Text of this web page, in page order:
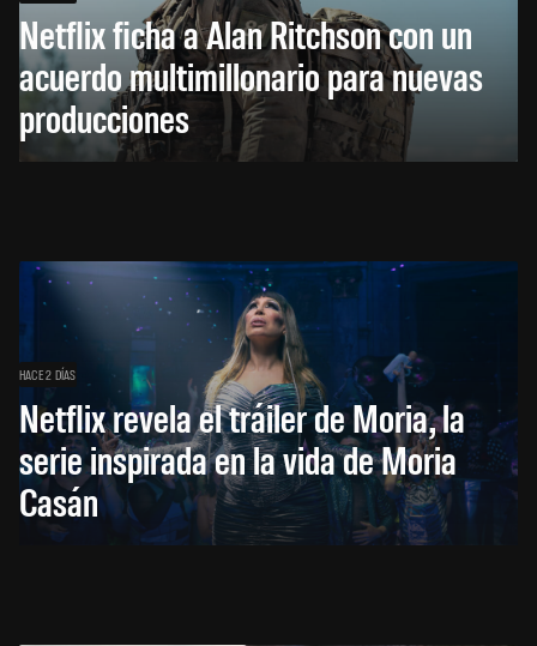
Netflix ficha a Alan Ritchson con un
acuerdo multimillonario para nuevas
producciones
HACE 2 DÍAS
Netflix revela el tráiler de Moria, la
serie inspirada en la vida de Moria
Casán